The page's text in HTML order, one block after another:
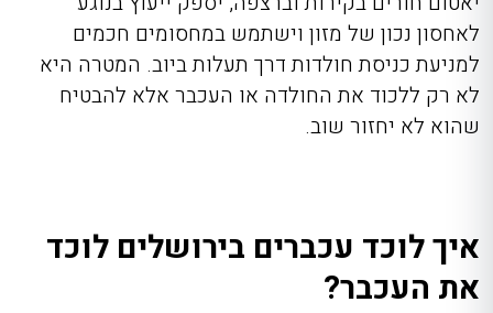
לאחסון נכון של מזון וישתמש במחסומים חכמים
למניעת כניסת חולדות דרך תעלות ביוב. המטרה היא
לא רק ללכוד את החולדה או העכבר אלא להבטיח
שהוא לא יחזור שוב.
איך לוכד עכברים בירושלים לוכד
את העכבר?